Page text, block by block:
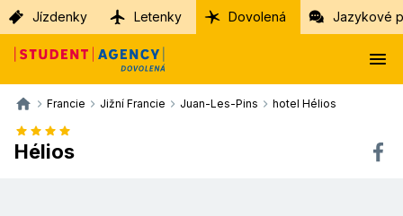
Jízdenky Letenky Dovolená Jazykové
Francie Jižní Francie Juan-Les-Pins hotel Hélios
Hélios